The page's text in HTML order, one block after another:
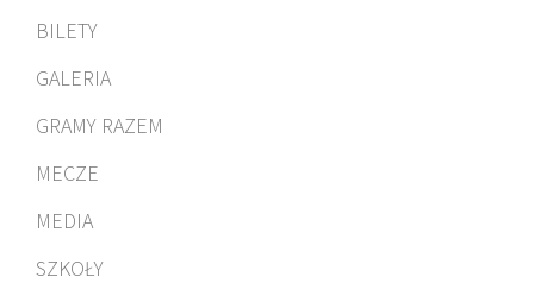
BILETY
GALERIA
GRAMY RAZEM
MECZE
MEDIA
SZKOŁY